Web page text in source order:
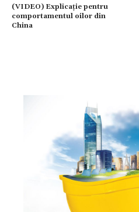
(VIDEO) Explicație pentru
comportamentul oilor din
China